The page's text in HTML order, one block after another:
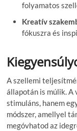
folyamatos
Kreatív
fókuszra és
A szellemi
állapotán is múlik. A
stimuláns, hanem
módszer, amellyel
megóvhatod az